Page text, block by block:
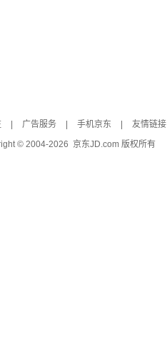
广告服务 手机京东 友情链接
© 2004-2026 京东JD.com 版权所有